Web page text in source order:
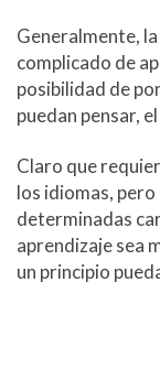
Generalmente,
complicado de
posibilidad de
puedan pensar,
Claro que
los idiomas,
determinadas
aprendizaje sea
un principio